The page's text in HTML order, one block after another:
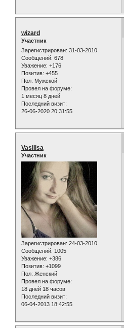
wizard
Участник
Зарегистрирован: 31-03-2010
Сообщений: 678
Уважение: +176
Позитив: +455
Пол: Мужской
Провел на форуме:
1 месяц 8 дней
Последний визит:
26-06-2020 20:31:55
Vasilisa
Участник
Зарегистрирован: 24-03-2010
Сообщений: 1005
Уважение: +386
Позитив: +1099
Пол: Женский
Провел на форуме:
18 дней 18 часов
Последний визит:
06-04-2013 18:42:55